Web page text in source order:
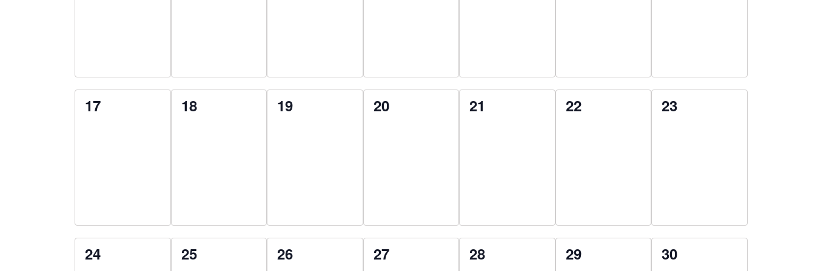
0
17
0
18
0
19
0
20
0
21
0
22
0
23
0
24
0
25
0
26
0
27
0
28
0
29
0
30